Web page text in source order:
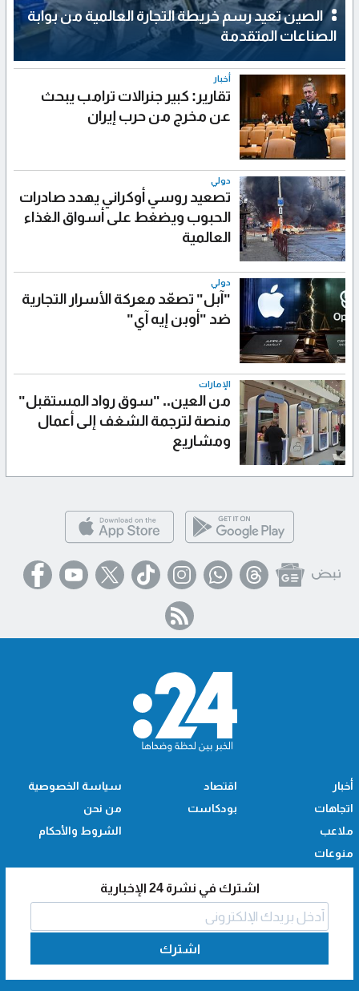
الصين تعيد رسم خريطة التجارة العالمية من بوابة
الصناعات المتقدمة
أخبار
تقارير: كبير جنرالات ترامب يبحث
عن مخرج من حرب إيران
دولي
تصعيد روسي أوكراني يهدد صادرات
الحبوب ويضغط على أسواق الغذاء
العالمية
دولي
"آبل" تصعّد معركة الأسرار التجارية
ضد "أوبن إيه آي"
الإمارات
من العين.. "سوق رواد المستقبل"
منصة لترجمة الشغف إلى أعمال
ومشاريع
أخبار
اتجاهات
ملاعب
منوعات
اقتصاد
بودكاست
سياسة الخصوصية
من نحن
الشروط والأحكام
اشترك في نشرة 24 الإخبارية
اشترك